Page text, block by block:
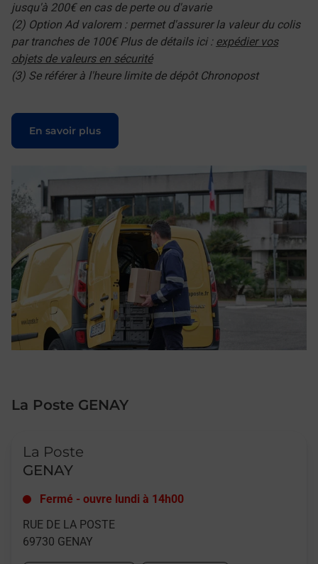
jusqu'à 200€ en cas de perte ou d'avarie
(2) Option Ad valorem : permet d'assurer la valeur du colis
par tranches de 100€ Plus de détails ici : expédier vos
objets de valeurs en sécurité
(3) Se référer à l'heure limite de dépôt Chronopost
En savoir plus
Le lien s'ouvre dans un nouvel onglet
La Poste GENAY
La Poste
GENAY
Fermé - ouvre lundi à 14h00
RUE DE LA POSTE
69730 GENAY